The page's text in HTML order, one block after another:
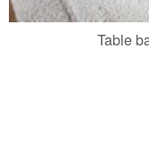
Table